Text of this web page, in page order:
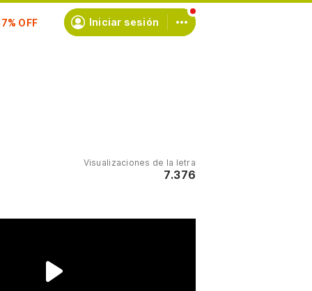
Iniciar sesión
Visualizaciones de la letra
7.376